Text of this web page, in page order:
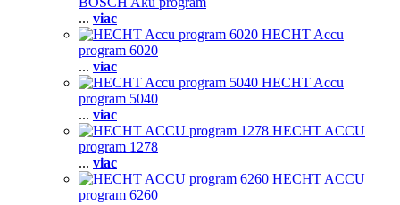
... viac
HECHT Accu
program 6020
... viac
HECHT Accu
program 5040
... viac
HECHT ACCU
program 1278
... viac
HECHT ACCU
program 6260